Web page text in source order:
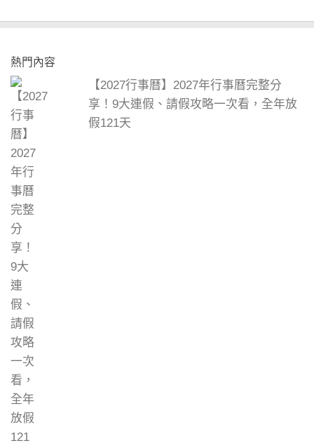
熱門內容
【2027行事曆】2027年行事曆完整分
享！9大連假、請假攻略一次看，全年放
假121天